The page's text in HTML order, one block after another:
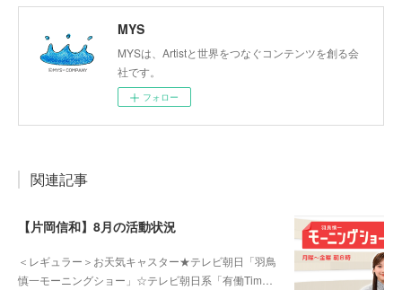
MYS
MYSは、Artistと世界をつなぐコンテンツを創る会
社です。
フォロー
関連記事
【片岡信和】8月の活動状況
＜レギュラー＞お天気キャスター★テレビ朝日「羽鳥
慎一モーニングショー」☆テレビ朝日系「有働Tim…